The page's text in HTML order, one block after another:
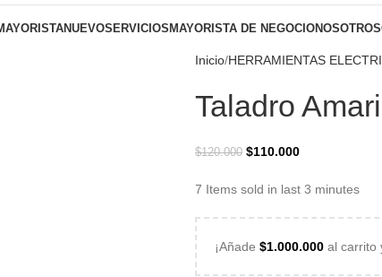
NUEVOSERVICIOSMAYORISTA DE NEGOCIONOSOTROS
Inicio HERRAMIENTAS
Taladro
$120.000 $110.000
7 Items sold in last 3 minutes
¡Añade $1.000.000 al carrito